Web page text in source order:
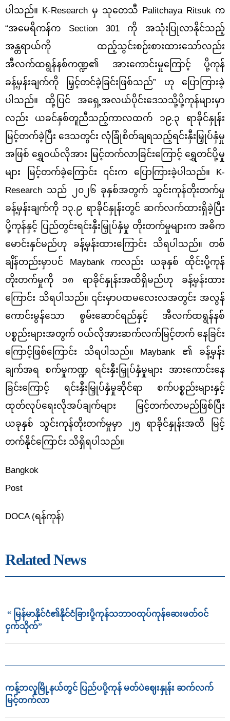
ပါသည်။ K-Research မှ သုတေသီ Palitchaya Ritsuk က
“အမေရိကန်က Section 301 ကို အသုံးပြုလာနိုင်သည့်
အန္တရာယ်ကို ထည့်သွင်းစဉ်းစားထားသော်လည်း
အီလက်ထရွန်နစ်ကဏ္ဍ၏ အားကောင်းမှုကြောင့် ပို့ကုန်
ခန့်မှန်းချက်ကို မြှင့်တင်ခဲ့ခြင်းဖြစ်သည်” ဟု ပြောကြားခဲ့
ပါသည်။ ထို့ပြင် အရှေ့အလယ်ပိုင်းဒေသသို့ပို့ကုန်များမှာ
လည်း ယခင်နှစ်တူညီသည့်ကာလထက် ၁၉.၃ ရာခိုင်နှုန်း
မြင့်တက်ခဲ့ပြီး ဒေသတွင်း လုံခြုံစိတ်ချရသည့်ရင်းနှီးမြှုပ်နှံမှု
အဖြစ် ရွှေဝယ်လိုအား မြင့်တက်လာခြင်းကြောင့် ရွှေတင်ပို့မှု
များ မြင့်တက်ခဲ့ကြောင်း ၎င်းက ပြောကြားခဲ့ပါသည်။ K-
Research သည် ၂၀၂၆ ခုနှစ်အတွက် သွင်းကုန်တိုးတက်မှု
ခန့်မှန်းချက်ကို ၁၃.၉ ရာခိုင်နှုန်းတွင် ဆက်လက်ထားရှိခဲ့ပြီး
ပို့ကုန်နှင့် ပြည်တွင်းရင်းနှီးမြှုပ်နှံမှု တိုးတက်မှုများက အဓိက
မောင်းနှင်မည်ဟု ခန့်မှန်းထားကြောင်း သိရပါသည်။ တစ်
ချိန်တည်းမှာပင် Maybank ကလည်း ယခုနှစ် ထိုင်းပို့ကုန်
တိုးတက်မှုကို ၁၈ ရာခိုင်နှုန်းအထိရှိမည်ဟု ခန့်မှန်းထား
ကြောင်း သိရပါသည်။ ၎င်းမှာပထမလေးလအတွင်း အလွန်
ကောင်းမွန်သော စွမ်းဆောင်ရည်နှင့် အီလက်ထရွန်နစ်
ပစ္စည်းများအတွက် ဝယ်လိုအားဆက်လက်မြင့်တက် နေခြင်း
ကြောင့်ဖြစ်ကြောင်း သိရပါသည်။ Maybank ၏ ခန့်မှန်း
ချက်အရ စက်မှုကဏ္ဍ ရင်းနှီးမြှုပ်နှံမှုများ အားကောင်းနေ
ခြင်းကြောင့် ရင်းနှီးမြှုပ်နှံမှုဆိုင်ရာ စက်ပစ္စည်းများနှင့်
ထုတ်လုပ်ရေးလိုအပ်ချက်များ မြင့်တက်လာမည်ဖြစ်ပြီး
ယခုနှစ် သွင်းကုန်တိုးတက်မှုမှာ ၂၅ ရာခိုင်နှုန်းအထိ မြင့်
တက်နိုင်ကြောင်း သိရှိရပါသည်။
Bangkok
Post
DOCA (ရန်ကုန်)
Related News
“ မြန်မာနိုင်ငံ၏နိုင်ငံခြားပို့ကုန်သဘာဝထုပ်ကုန်ဆေးဖတ်ဝင်
ငှက်သိုက်”
ကန့်ဘလူမြို့နယ်တွင် ပြည်ပပို့ကုန် မတ်ပဲဈေးနှုန်း ဆက်လက်
မြင့်တက်လာ